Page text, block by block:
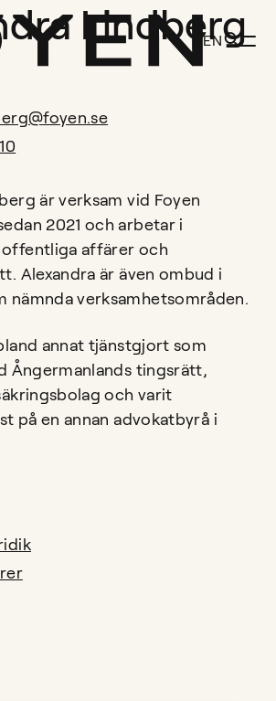
EN
Lindberg
är verksam vid Foyen
2021 och arbetar i
offentliga affärer och
Alexandra är även ombud i
nämnda verksamhetsområden.
annat tjänstgjort som
Ångermanlands tingsrätt,
och varit
på en annan advokatbyrå i